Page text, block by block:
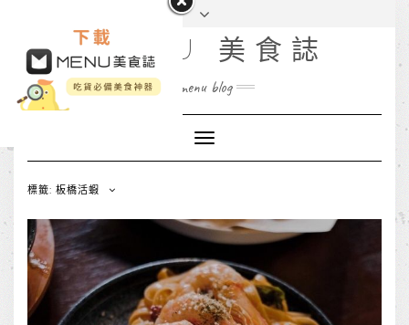
MENU 美食誌
menu blog
Toggle
Navigation
標籤: 板橋活蝦